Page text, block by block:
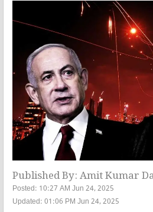
Published By: Amit Kumar
Posted: 10:27 AM Jun 24, 2025
Updated: 01:06 PM Jun 24, 2025